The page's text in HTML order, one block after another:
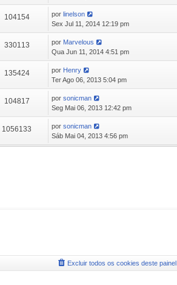
104154 porlinelson
Sex Jul 11, 2014 12:19 pm
330113 por Marvelous
Qua Jun 11, 2014 4:51 pm
135424 por Henry
Ter Ago 06, 2013 5:04 pm
104817 porsonicman
Seg Mai 06, 2013 12:42 pm
1056133 porsonicman
Sáb Mai 04, 2013 4:56 pm
Excluir todos os cookies deste painel